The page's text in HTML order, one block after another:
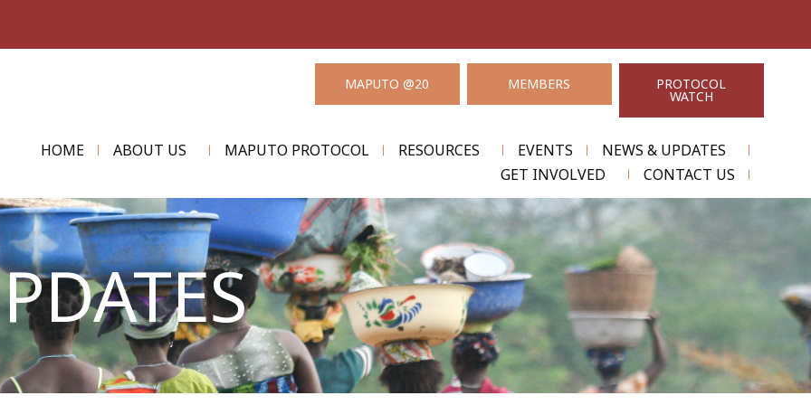
MAPUTO @20 MEMBERS PROTOCOL
WATCH
HOME ABOUT US MAPUTO PROTOCOL RESOURCES EVENTS
NEWS & UPDATES
GET INVOLVED
CONTACT US